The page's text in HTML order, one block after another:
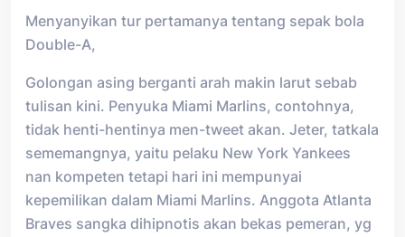
Menyanyikan tur pertamanya tentang sepak bola
Double-A,
Golongan asing berganti arah makin larut sebab
tulisan kini. Penyuka Miami Marlins, contohnya,
tidak henti-hentinya men-tweet akan. Jeter, tatkala
sememangnya, yaitu pelaku New York Yankees
nan kompeten tetapi hari ini mempunyai
kepemilikan dalam Miami Marlins. Anggota Atlanta
Braves sangka dihipnotis akan bekas pemeran, yg